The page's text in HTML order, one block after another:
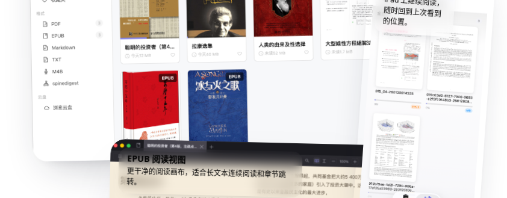
EPUB 阅读视图
更干净的阅读画布，适合长文本连续阅读和章节跳
转。
的位置。